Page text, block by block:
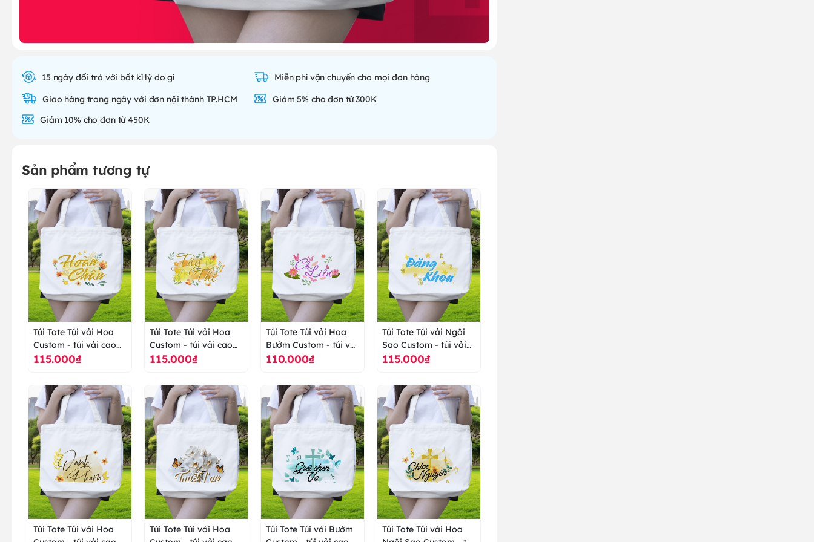
15 ngày đổi trả với bất kì lý do gì
Miễn phí vận chuyển cho mọi đơn hàng
Giao hàng trong ngày với đơn nội thành TP.HCM
Giảm 5% cho đơn từ 300K
Giảm 10% cho đơn từ 450K
Sản phẩm tương tự
Túi Tote Túi vải Hoa
Custom - túi vải cao
cấp ranus
115.000₫
Túi Tote Túi vải Hoa
Custom - túi vải cao
cấp ranus
115.000₫
Túi Tote Túi vải Hoa
Bướm Custom - túi vải
cao cấp ranus
110.000₫
Túi Tote Túi vải Ngôi
Sao Custom - túi vải
cao cấp ranus
115.000₫
Túi Tote Túi vải Hoa
Túi Tote Túi vải Hoa
Túi Tote Túi vải Bướm
Túi Tote Túi vải Hoa